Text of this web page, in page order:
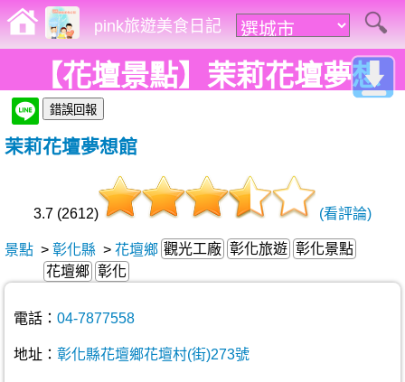
pink旅遊美食日記
【花壇景點】茉莉花壇夢想
館。全台專屬介紹茉莉花的一
處景點，不來可惜!
茉莉花壇夢想館
3.7 (2612) (看評論)
景點 > 彰化縣 > 花壇鄉 觀光工廠 彰化旅遊 彰化景點
花壇鄉 彰化
電話： 04-7877558
地址： 彰化縣花壇鄉花壇村(街)273號